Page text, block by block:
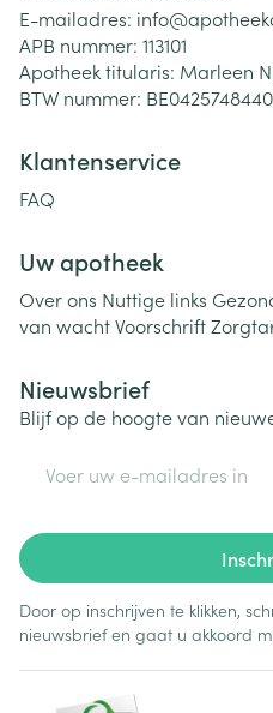
E-mailadres: info@
APB nummer: 113101
Apotheek titularis: Marleen
BTW nummer: BE0425748440
Klantenservice
FAQ
Uw apotheek
Over ons Nuttige links
van wachtVoorschrift
Nieuwsbrief
Blijf op de hoogte van
Door op inschrijven te klikken,
nieuwsbrief en gaat u akkoord